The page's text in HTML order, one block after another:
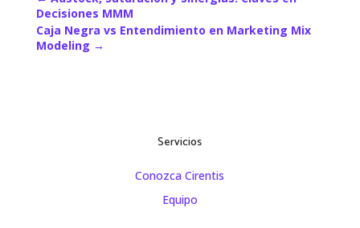
Decisiones MMM
Caja Negra vs Entendimiento en Marketing Mix
Modeling →
Servicios
Conozca Cirentis
Equipo